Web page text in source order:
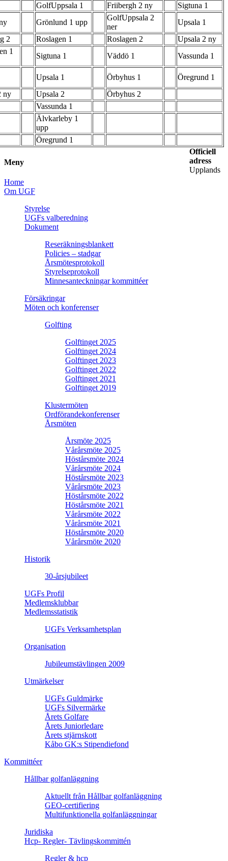
GolfUppsala 1
Friibergh 2 ny
Sigtuna 1
Grönlund 1 upp
GolfUppsala 2
ner
Upsala 1
2
Roslagen 1 Roslagen 2
Upsala 2 ny
1
Sigtuna 1 Väddö 1 Vassunda 1
Upsala 1 Örbyhus 1
Öregrund 1
ny
Upsala 2
Örbyhus 2
Vassunda 1
Älvkarleby 1
upp
Öregrund 1
Meny
Home
Om UGF
Styrelse
UGFs valberedning
Dokument
Reseräkningsblankett
Policies – stadgar
Årsmötesprotokoll
Styrelseprotokoll
Minnesanteckningar kommittéer
Försäkringar
Möten och konferenser
Golfting
Golftinget 2025
Golftinget 2024
Golftinget 2023
Golftinget 2022
Golftinget 2021
Golftinget 2019
Klustermöten
Ordförandekonferenser
Årsmöten
Årsmöte 2025
Vårårsmöte 2025
Höstårsmöte 2024
Vårårsmöte 2024
Höstårsmöte 2023
Vårårsmöte 2023
Höstårsmöte 2022
Höstårsmöte 2021
Vårårsmöte 2022
Vårårsmöte 2021
Höstårsmöte 2020
Vårårsmöte 2020
Historik
30-årsjubileet
UGFs Profil
Medlemsklubbar
Medlemsstatistik
UGFs Verksamhetsplan
Organisation
Jubileumstävlingen 2009
Utmärkelser
UGFs Guldmärke
UGFs Silvermärke
Årets Golfare
Årets Juniorledare
Årets stjärnskott
Kåbo GK:s Stipendiefond
Kommittéer
Hållbar golfanläggning
Aktuellt från Hållbar golfanläggning
GEO-certifiering
Multifunktionella golfanläggningar
Juridiska
Hcp- Regler- Tävlingskommittén
Regler & hcp
Officiell
adress
Upplands